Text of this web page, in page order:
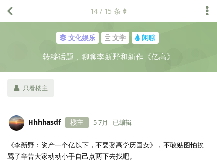
文化娱乐 文学 闲聊
转移话题，聊聊李新野和新作《亿高》
只看楼主
14 / 15 条
Hhhhasdf 楼主 5 7月 已编辑
《李新野：资产一个亿以下，不要娶高学历国女》，不敢贴图怕挨
骂了辛苦大家动动小手自己点两下去找吧。